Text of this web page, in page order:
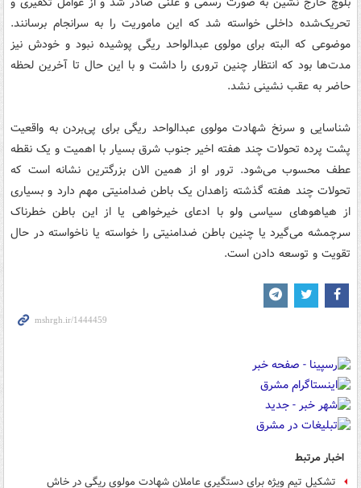
تحریک‌شده داخلی خواسته شد که این ماموریت را به سرانجام برسانند.
موضوعی که البته برای مولوی عبدالواحد ریگی پوشیده نبود و خودش نیز
مدت‌ها بود که انتظار چنین تروری را داشت و با این حال تا آخرین لحظه
حاضر به عقب نشینی نشد.
شناسایی و سرنخ شهادت مولوی عبدالواحد ریگی برای پی‌بردن به واقعیت
پشت پرده تحولات چند هفته اخیر جنوب شرق بسیار با اهمیت و یک نقطه
عطف محسوب می‌شود. ترور او از همین الان بزرگترین نشانه است که
تحولات چند هفته گذشته زاهدان یک باطن ضدامنیتی مهم دارد و بسیاری
از هیاهوهای سیاسی ولو با ادعای خیرخواهی یا از این باطن خطرناک
سرچمشه می‌گیرد یا چنین باطن ضدامنیتی را خواسته یا ناخواسته در حال
تقویت و توسعه دادن است.
اخبار مرتبط
تشکیل تیم ویژه برای دستگیری عاملان شهادت مولوی ریگی در خاش